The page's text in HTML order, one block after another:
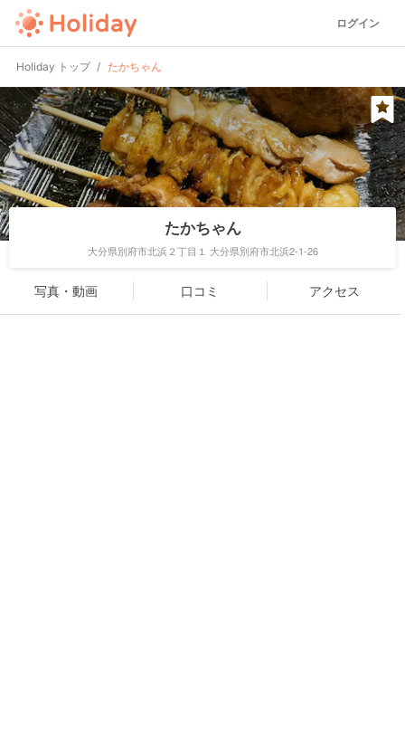
ログイン
Holiday トップ たかちゃん
たかちゃん
大分県別府市北浜２丁目１ 大分県別府市北浜2-1-26
写真・動画 口コミ アクセス